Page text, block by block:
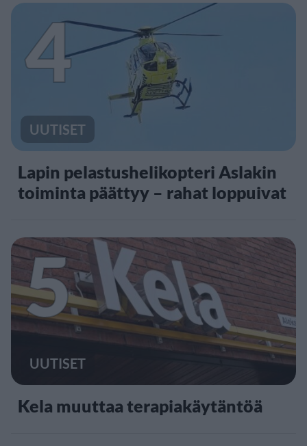
4
UUTISET
Lapin pelastushelikopteri Aslakin
toiminta päättyy – rahat loppuivat
5
UUTISET
Kela muuttaa terapiakäytäntöä